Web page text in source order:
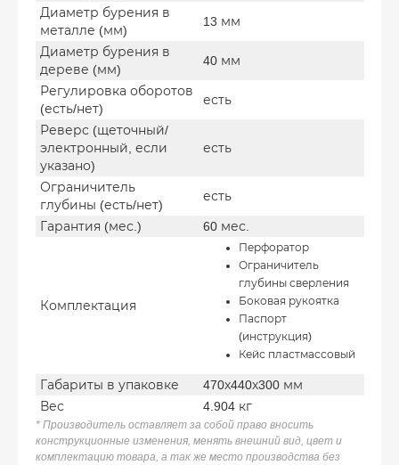
Диаметр бурения в
металле (мм)
13 мм
Диаметр бурения в
дереве (мм)
40 мм
Регулировка оборотов
(есть/нет)
есть
Реверс (щеточный/
электронный, если
указано)
есть
Ограничитель
глубины (есть/нет)
есть
Гарантия (мес.) 60 мес.
Комплектация
Перфоратор
Ограничитель
глубины сверления
Боковая рукоятка
Паспорт
(инструкция)
Кейс пластмассовый
Габариты в упаковке
470х440х300 мм
Вес
4.904 кг
* Производитель оставляет за собой право вносить
конструкционные изменения, менять внешний вид, цвет и
комплектацию товара, а так же место производства без